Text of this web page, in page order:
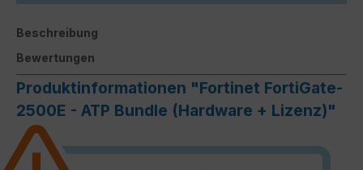
Beschreibung
Bewertungen
Produktinformationen "Fortinet FortiGate-
2500E - ATP Bundle (Hardware + Lizenz)"